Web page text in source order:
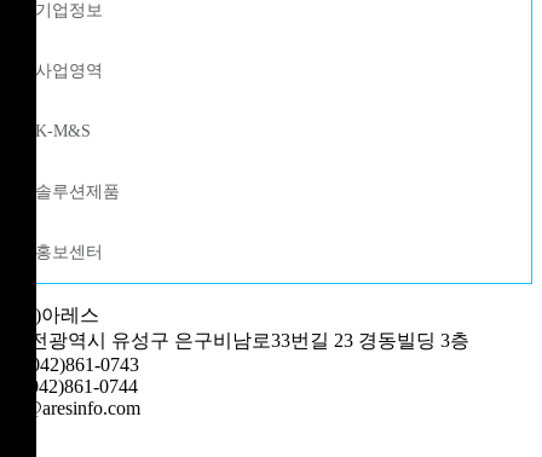
기업정보
사업영역
K-M&S
솔루션제품
홍보센터
(주)아레스
대전광역시 유성구 은구비남로33번길 23 경동빌딩 3층
T. 042)861-0743
F. 042)861-0744
hi@aresinfo.com